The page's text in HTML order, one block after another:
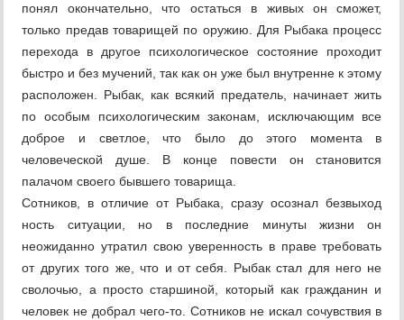
понял окончательно, что остаться в живых он сможет,
только предав товарищей по оружию. Для Рыбака процесс
перехода в другое психологическое состояние проходит
быстро и без мучений, так как он уже был внутренне к этому
расположен. Рыбак, как всякий предатель, начинает жить
по особым психологическим законам, исключающим все
доброе и светлое, что было до этого момента в
человеческой душе. В конце повести он становится
палачом своего бывшего товарища.
Сотников, в отличие от Рыбака, сразу осознал безвыход
ность ситуации, но в последние минуты жизни он
неожиданно утратил свою уверенность в праве требовать
от других того же, что и от себя. Рыбак стал для него не
сволочью, а просто старшиной, который как гражданин и
человек не добрал чего-то. Сотников не искал сочувствия в